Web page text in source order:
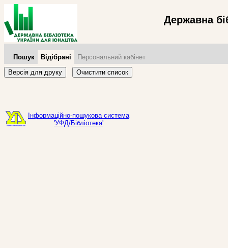
Державна
Пошук Відібрані
Персональний кабінет
Версія для друку
Очистити список
Інформаційно-пошукова система
'УФД/Бібліотека'